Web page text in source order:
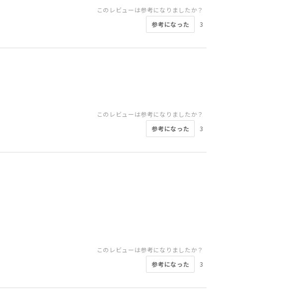
このレビューは参考になりましたか？
参考になった
3
このレビューは参考になりましたか？
参考になった
3
このレビューは参考になりましたか？
参考になった
3